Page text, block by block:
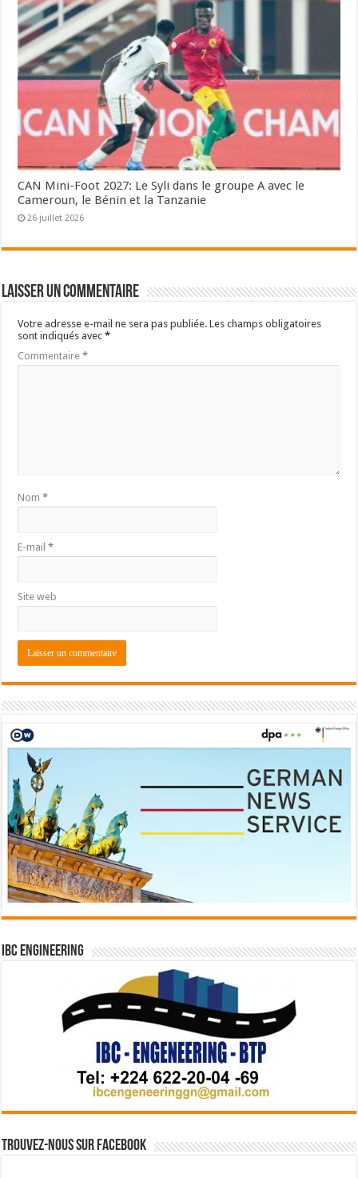
CAN Mini-Foot 2027: Le Syli dans le groupe A avec le
Cameroun, le Bénin et la Tanzanie
26 juillet 2026
Laisser un commentaire
Votre adresse e-mail ne sera pas publiée. Les champs obligatoires
sont indiqués avec*
Commentaire*
Nom*
E-mail*
Site web
IBC Engineering
Trouvez-nous sur Facebook